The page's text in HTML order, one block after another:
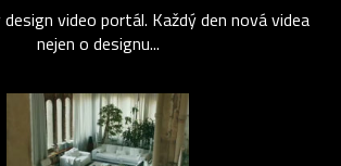
design video portál. Každý den nová videa
nejen o designu...